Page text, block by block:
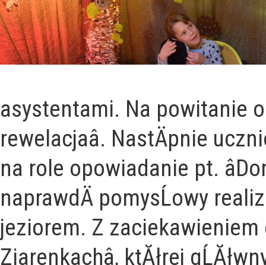
asystentami. Na powitanie
rewelacjaâ. NastÄpnie
na role opowiadanie pt.
naprawdÄ pomysĹowy
jeziorem. Z zaciekawieniem
Ziarenkachâ, ktĂłrej